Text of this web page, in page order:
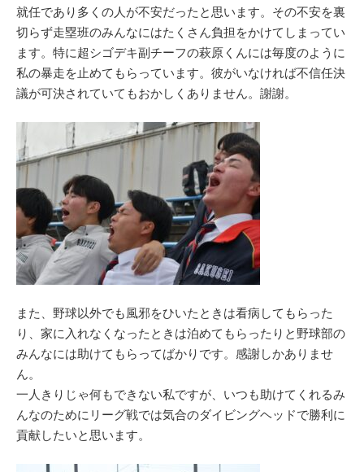
就任であり多くの人が不安だったと思います。その不安を裏
切らず走塁班のみんなにはたくさん負担をかけてしまってい
ます。特に超シゴデキ副チーフの萩原くんには毎度のように
私の暴走を止めてもらっています。彼がいなければ不信任決
議が可決されていてもおかしくありません。謝謝。
また、野球以外でも風邪をひいたときは看病してもらった
り、家に入れなくなったときは泊めてもらったりと野球部の
みんなには助けてもらってばかりです。感謝しかありませ
ん。
一人きりじゃ何もできない私ですが、いつも助けてくれるみ
んなのためにリーグ戦では気合のダイビングヘッドで勝利に
貢献したいと思います。